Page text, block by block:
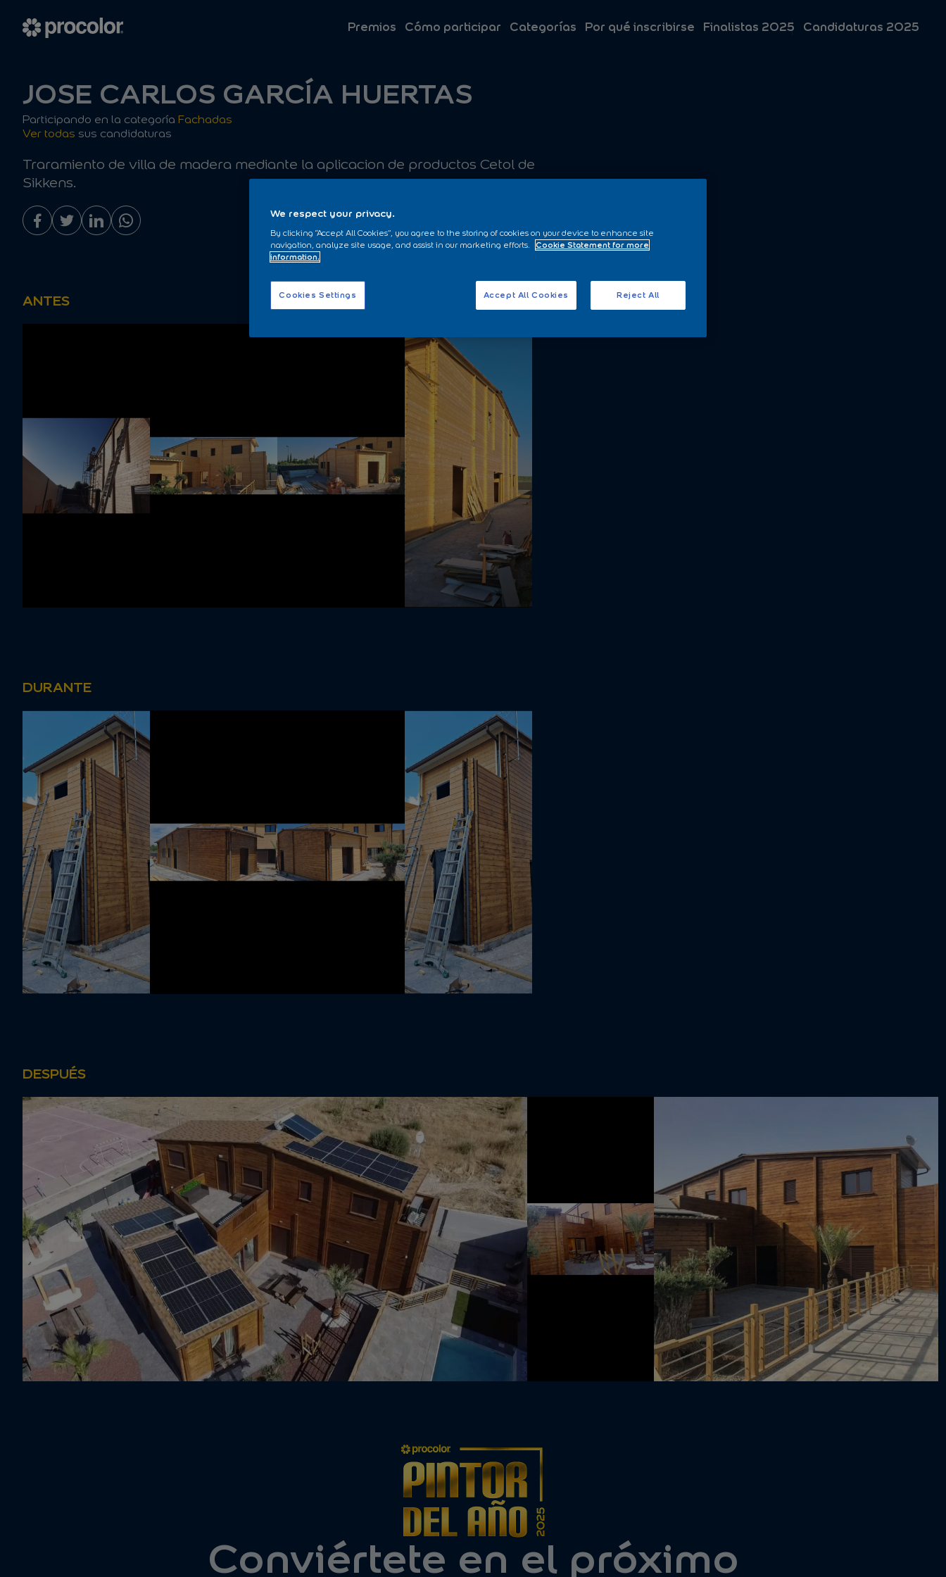
Premios Cómo participar Categorías Por qué inscribirse Finalistas 2025 Candidaturas 2025
JOSE CARLOS GARCÍA HUERTAS
Participando en la categoría Fachadas
Ver todas sus candidaturas
Traramiento de villa de madera mediante la aplicacion de productos Cetol de
Sikkens.
ANTES
DURANTE
DESPUÉS
Conviértete en el próximo
We respect your privacy.
By clicking “Accept All Cookies”, you agree to the storing of cookies on your device to enhance site
navigation, analyze site usage, and assist in our marketing efforts.
Cookie Statement for more
information.
Cookies Settings Reject All
Accept All Cookies